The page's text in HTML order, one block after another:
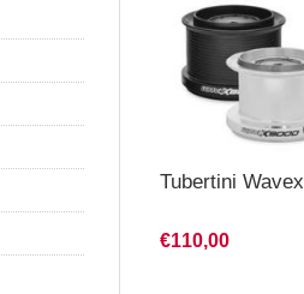
Tubertini Wavex
€110,00